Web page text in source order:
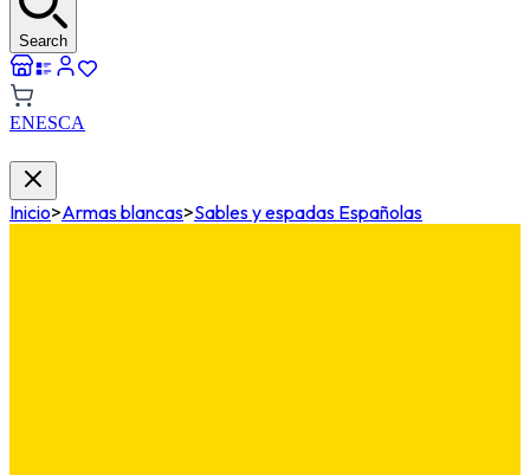
Search
ENESCA
Inicio>Armas blancas>Sables y espadas Españolas